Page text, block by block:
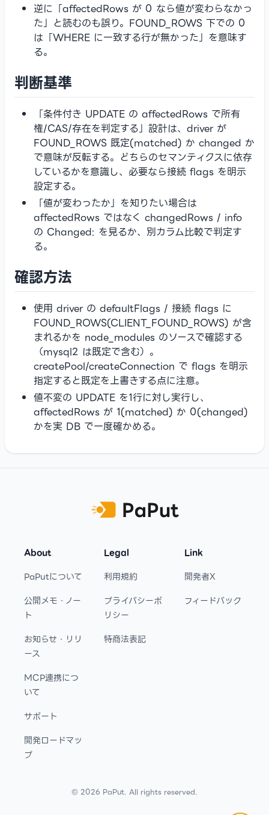
逆に「affectedRows が 0 なら値が変わらなかっ
た」と読むのも誤り。FOUND_ROWS 下での 0
は「WHERE に一致する行が無かった」を意味す
る。
判断基準
「条件付き UPDATE の affectedRows で所有
権/CAS/存在を判定する」設計は、driver が
FOUND_ROWS 既定(matched) か changed か
で意味が反転する。どちらのセマンティクスに依存
しているかを意識し、必要なら接続 flags を明示
設定する。
「値が変わったか」を知りたい場合は
affectedRows ではなく changedRows / info
の Changed: を見るか、別カラム比較で判定す
る。
確認方法
使用 driver の defaultFlags / 接続 flags に
FOUND_ROWS(CLIENT_FOUND_ROWS) が含
まれるかを node_modules のソースで確認する
（mysql2 は既定で含む）。
createPool/createConnection で flags を明示
指定すると既定を上書きする点に注意。
値不変の UPDATE を1行に対し実行し、
affectedRows が 1(matched) か 0(changed)
かを実 DB で一度確かめる。
About
PaPutについて
公開メモ・ノー
ト
お知らせ・リリ
ース
MCP連携につ
いて
サポート
開発ロードマッ
プ
Legal
利用規約
プライバシーポ
リシー
特商法表記
Link
開発者X
フィードバック
© 2026 PaPut. All rights reserved.